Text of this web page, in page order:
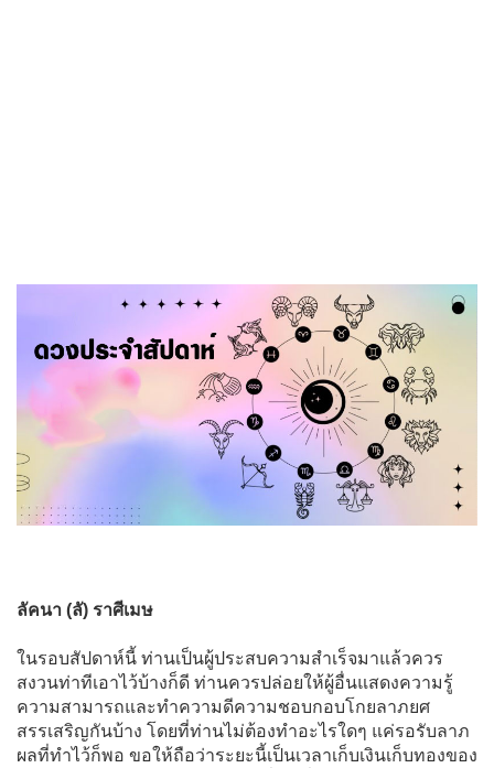
ลัคนา (ลั) ราศีเมษ
ในรอบสัปดาห์นี้ ท่านเป็นผู้ประสบความสำเร็จมาแล้วควร
สงวนท่าทีเอาไว้บ้างก็ดี ท่านควรปล่อยให้ผู้อื่นแสดงความรู้
ความสามารถและทำความดีความชอบกอบโกยลาภยศ
สรรเสริญกันบ้าง โดยที่ท่านไม่ต้องทำอะไรใดๆ แค่รอรับลาภ
ผลที่ทำไว้ก็พอ ขอให้ถือว่าระยะนี้เป็นเวลาเก็บเงินเก็บทองของ